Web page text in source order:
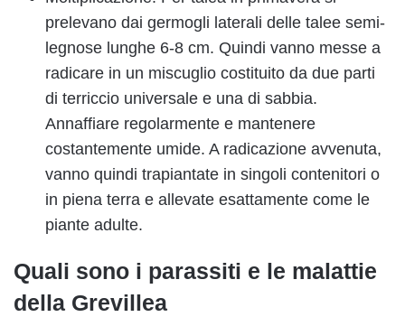
prelevano dai germogli laterali delle talee semi-
legnose lunghe 6-8 cm. Quindi vanno messe a
radicare in un miscuglio costituito da due parti
di terriccio universale e una di sabbia.
Annaffiare regolarmente e mantenere
costantemente umide. A radicazione avvenuta,
vanno quindi trapiantate in singoli contenitori o
in piena terra e allevate esattamente come le
piante adulte.
Quali sono i parassiti e le malattie
della Grevillea